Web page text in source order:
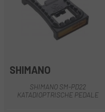
SHIMANO
SHIMANO SM-PD22
KATADIOPTRISCHE PEDALE